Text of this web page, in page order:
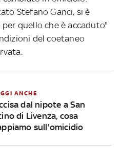
Stefano Ganci, si è
quello che è accaduto"
del coetaneo
ANCHE
dal nipote a San
di Livenza, cosa
sull'omicidio